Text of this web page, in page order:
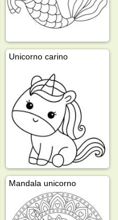
Unicorno carino
Mandala unicorno